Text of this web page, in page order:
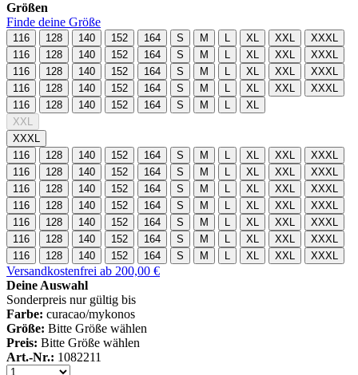
Größen
Finde deine Größe
116 128 140 152 164 S M L XL XXL
XXXL
116
128 140 152 164 S M L XL XXL
XXXL
116
128 140 152 164 S M L XL XXL
XXXL
116
128 140 152 164 S M L XL XXL
XXXL
116
128 140 152 164 S M L
XL
XXL
XXXL
116
128 140 152 164 S M L XL XXL
XXXL
116
128 140 152 164 S M L XL XXL
XXXL
116
128 140 152 164 S M L XL XXL
XXXL
116
128 140 152 164 S M L XL XXL
XXXL
116
128 140 152 164 S M L XL XXL
XXXL
116
128 140 152 164 S M L XL XXL
XXXL
116
128 140 152 164 S M L XL XXL XXXL
Versandkostenfrei ab 200,00 €
Deine Auswahl
Sonderpreis nur gültig bis
Farbe: curacao/mykonos
Größe: Bitte Größe wählen
Preis: Bitte Größe wählen
Art.-Nr.: 1082211